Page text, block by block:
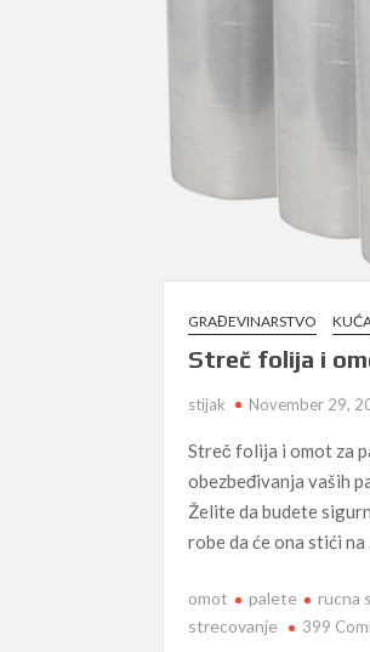
GRAĐEVINARSTVO
Streč folija i
stijak November 29,
Streč folija i omot za
obezbeđivanja vaših
Želite da budete
robe da će ona stići na
omot palete rucna
strecovanje
399